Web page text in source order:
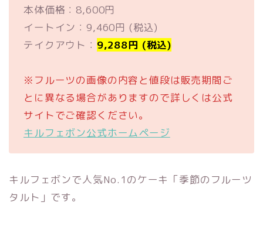
本体価格：8,600円
イートイン：9,460円 (税込)
テイクアウト： 9,288円 (税込)
※フルーツの画像の内容と値段は販売期間ご
とに異なる場合がありますので詳しくは公式
サイトでご確認ください。
キルフェボン公式ホームページ
キルフェボンで人気No.1のケーキ「季節のフルーツ
タルト」です。